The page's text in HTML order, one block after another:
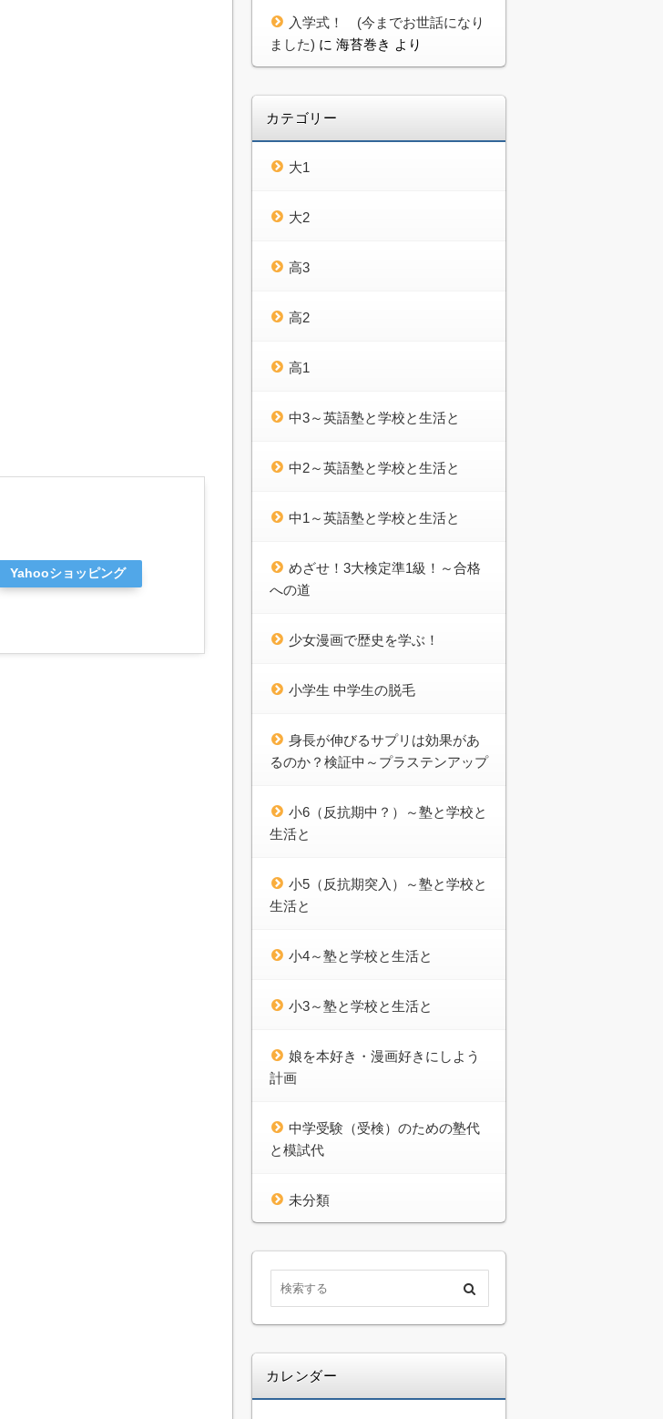
Yahooショッピング
入学式！ (今までお世話になり
ました) に 海苔巻き より
カテゴリー
大1
大2
高3
高2
高1
中3～英語塾と学校と生活と
中2～英語塾と学校と生活と
中1～英語塾と学校と生活と
めざせ！3大検定準1級！～合格
への道
少女漫画で歴史を学ぶ！
小学生 中学生の脱毛
身長が伸びるサプリは効果があ
るのか？検証中～プラステンアップ
小6（反抗期中？）～塾と学校と
生活と
小5（反抗期突入）～塾と学校と
生活と
小4～塾と学校と生活と
小3～塾と学校と生活と
娘を本好き・漫画好きにしよう
計画
中学受験（受検）のための塾代
と模試代
未分類
カレンダー